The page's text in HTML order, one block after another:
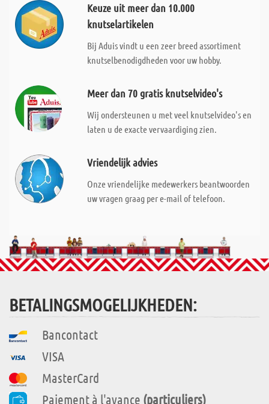
Keuze uit meer dan 10.000
knutselartikelen
Bij Aduis vindt u een zeer breed assortiment
knutselbenodigdheden voor uw hobby.
Meer dan 70 gratis knutselvideo's
Wij ondersteunen u met veel knutselvideo's en
laten u de exacte vervaardiging zien.
Vriendelijk advies
Onze vriendelijke medewerkers beantwoorden
uw vragen graag per e-mail of telefoon.
BETALINGSMOGELIJKHEDEN:
Bancontact
VISA
MasterCard
Paiement à l'avance (particuliers)